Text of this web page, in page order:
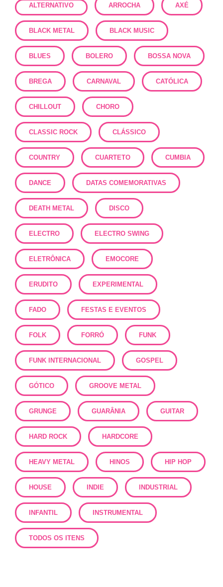
ALTERNATIVO ARROCHA AXÉ
BLACK METAL BLACK MUSIC
BLUES BOLERO BOSSA NOVA
BREGA CARNAVAL CATÓLICA
CHILLOUT CHORO
CLASSIC ROCK CLÁSSICO
COUNTRY CUARTETO CUMBIA
DANCE DATAS COMEMORATIVAS
DEATH METAL DISCO
ELECTRO ELECTRO SWING
ELETRÔNICA EMOCORE
ERUDITO EXPERIMENTAL
FADO FESTAS E EVENTOS
FOLK FORRÓ FUNK
FUNK INTERNACIONAL GOSPEL
GÓTICO GROOVE METAL
GRUNGE GUARÂNIA GUITAR
HARD ROCK HARDCORE
HEAVY METAL HINOS HIP HOP
HOUSE INDIE INDUSTRIAL
INFANTIL INSTRUMENTAL
TODOS OS ITENS